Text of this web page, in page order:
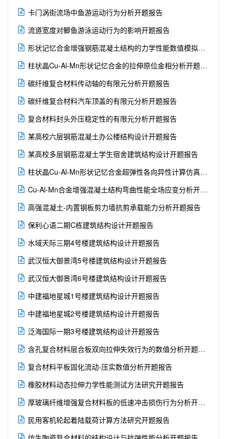
 卡门涡街流场中鱼游运动行为分析开题报告
 流道宽度对鲫鱼游泳运动行为的影响开题报告
 形状记忆合金增强钢筋混凝土结构的力学性能数值模拟研究开题报告
 柱状晶Cu-Al-Mn形状记忆合金的拉伸原位金相分析开题报告
 碳纤维复合材料传动轴的有限元分析开题报告
 碳纤维复合材料汽车顶盖的有限元分析开题报告
 复合材料封头外压稳定性的有限元分析开题报告
 某高校六层钢筋混凝土办公楼结构设计开题报告
 某高校多层钢筋混凝土学生宿舍建筑结构设计开题报告
 柱状晶Cu-Al-Mn形状记忆合金超弹性各向异性计算仿真开题报告
 Cu-Al-Mn合金增强混凝土结构弯曲性能全场应变分析开题报告
 高强混凝土-内置钢板剪力墙抗剪承载能力分析开题报告
 保利心语二期C栋建筑结构设计开题报告
 水域天际三期4号楼建筑结构设计开题报告
 武汉恒大御景湾5号楼建筑结构设计开题报告
 武汉恒大御景湾6号楼建筑结构设计开题报告
 中建福地星城1号楼建筑结构设计开题报告
 中建福地星城2号楼建筑结构设计开题报告
 泛海国际一期3号楼建筑结构设计开题报告
 含孔复合材料层合板双向拉伸失效行为的数值分析开题报告
 复合材料平板固化流动-压实数值分析开题报告
 橡胶材料动态拉伸力学性能测试方法研究开题报告
 厚玻璃纤维增强复合材料板的低速冲击损伤行为分析开题报告
 民用客机轮起着陆载荷计算方法研究开题报告
